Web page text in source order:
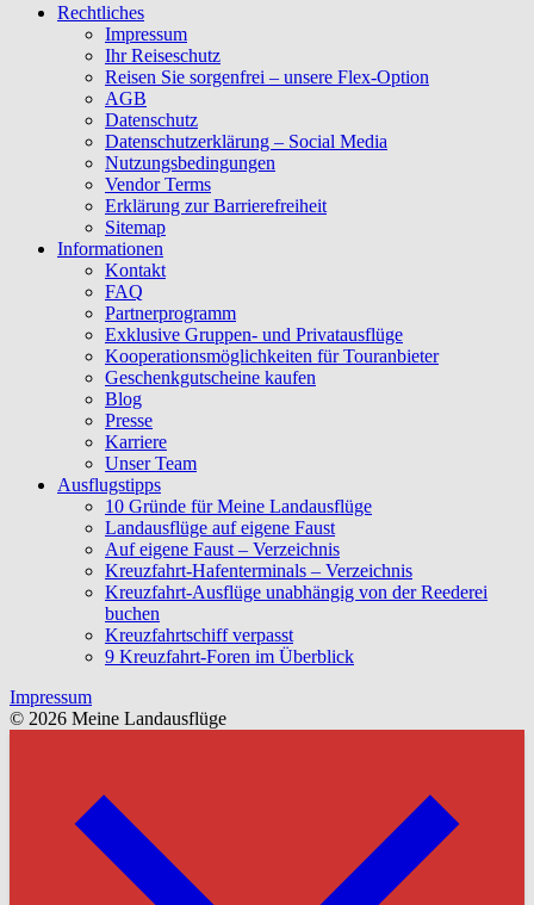
Rechtliches
Impressum
Ihr Reiseschutz
Reisen Sie sorgenfrei – unsere Flex-Option
AGB
Datenschutz
Datenschutzerklärung – Social Media
Nutzungsbedingungen
Vendor Terms
Erklärung zur Barrierefreiheit
Sitemap
Informationen
Kontakt
FAQ
Partnerprogramm
Exklusive Gruppen- und Privatausflüge
Kooperationsmöglichkeiten für Touranbieter
Geschenkgutscheine kaufen
Blog
Presse
Karriere
Unser Team
Ausflugstipps
10 Gründe für Meine Landausflüge
Landausflüge auf eigene Faust
Auf eigene Faust – Verzeichnis
Kreuzfahrt-Hafenterminals – Verzeichnis
Kreuzfahrt-Ausflüge unabhängig von der Reederei
buchen
Kreuzfahrtschiff verpasst
9 Kreuzfahrt-Foren im Überblick
Impressum
© 2026 Meine Landausflüge